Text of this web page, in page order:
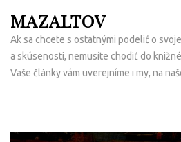
na
obsah
(Enter)
MAZALTOV
Ak sa chcete s ostatnými podeliť o
a skúsenosti, nemusíte chodiť do
Vaše články vám uverejníme i my, na